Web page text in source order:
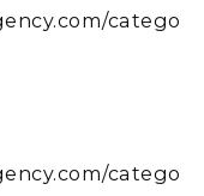
catego
catego